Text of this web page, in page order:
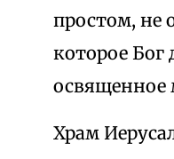
простом, не
которое Бог
освященное
Храм